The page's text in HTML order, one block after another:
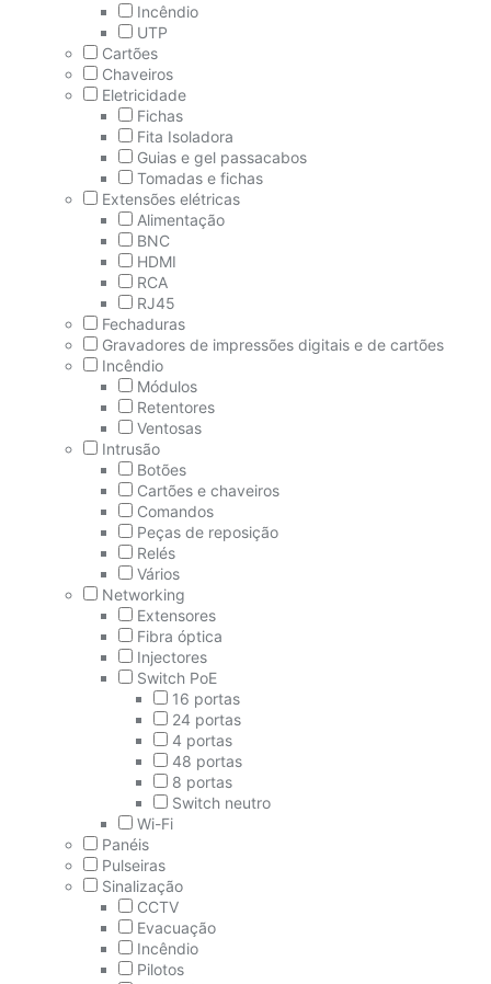
Incêndio
UTP
Cartões
Chaveiros
Eletricidade
Fichas
Fita Isoladora
Guias e gel passacabos
Tomadas e fichas
Extensões elétricas
Alimentação
BNC
HDMI
RCA
RJ45
Fechaduras
Gravadores de impressões digitais e de cartões
Incêndio
Módulos
Retentores
Ventosas
Intrusão
Botões
Cartões e chaveiros
Comandos
Peças de reposição
Relés
Vários
Networking
Extensores
Fibra óptica
Injectores
Switch PoE
16 portas
24 portas
4 portas
48 portas
8 portas
Switch neutro
Wi-Fi
Panéis
Pulseiras
Sinalização
CCTV
Evacuação
Incêndio
Pilotos